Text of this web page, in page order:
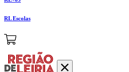
RL Escolas